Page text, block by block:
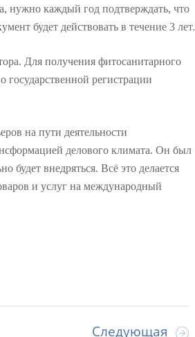
нужно каждый год подтверждать, что
будет действовать в течение 3 лет.
Для получения фитосанитарного
регистрации
на пути деятельности
делового климата. Он был
будет внедряться. Всё это делается
и услуг на международный
Следующая